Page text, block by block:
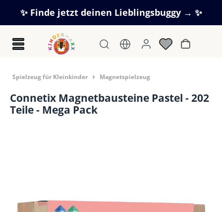
Zum Hauptinhalt springen
✨ Finde jetzt deinen Lieblingsbuggy → ✨
Spielzeug für Kleinkinder Magnetspielzeug
Connetix Magnetbausteine Pastel - 202
Teile - Mega Pack